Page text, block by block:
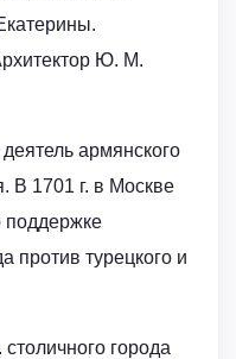
Ю. М.
армянского
В 1701 г. в Москве
поддержке
против турецкого и
города